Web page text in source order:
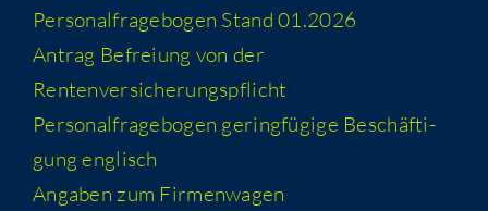
Per­so­nal­fra­ge­bo­gen Stand 01.2026
Antrag Befrei­ung von der
Rentenversicherungspflicht
Per­so­nal­fra­ge­bo­gen gering­fü­gi­ge Beschäf­ti­
gung englisch
Anga­ben zum Firmenwagen